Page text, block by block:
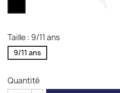
Taille : 9/11 ans
9/11 ans
Quantité